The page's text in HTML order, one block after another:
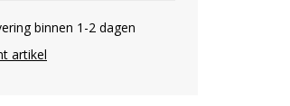
binnen 1-2 dagen
artikel